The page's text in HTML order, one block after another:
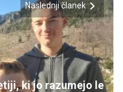
Naslednji članek
ki jo razumejo le